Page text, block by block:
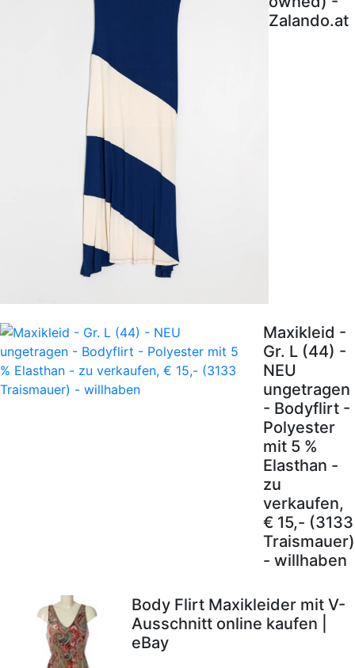
Zalando.at
Maxikleid -
Gr. L (44) -
NEU
ungetragen
- Bodyflirt -
Polyester
mit 5 %
Elasthan -
zu
verkaufen,
€ 15,- (3133
Traismauer)
- willhaben
Body Flirt Maxikleider mit V-
Ausschnitt online kaufen |
eBay